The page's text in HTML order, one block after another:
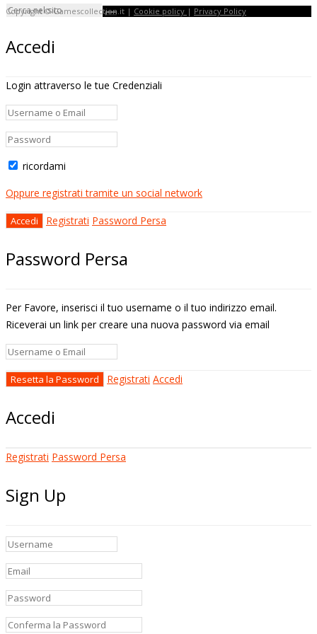
Copyright © Gamescollection.it | Cookie policy | Privacy Policy
Accedi
Login attraverso le tue Credenziali
ricordami
Oppure registrati tramite un social network
Registrati Password Persa
Password Persa
Per Favore, inserisci il tuo username o il tuo indirizzo email.
Riceverai un link per creare una nuova password via email
Registrati Accedi
Accedi
Registrati Password Persa
Sign Up